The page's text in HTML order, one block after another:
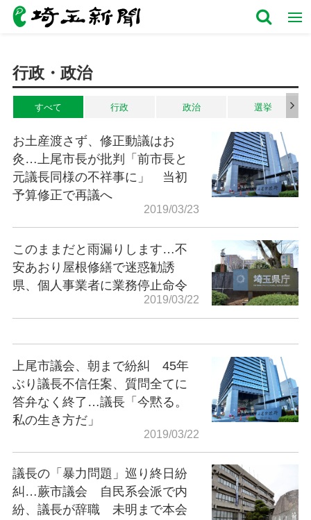
行政・政治
すべて 行政 政治 選挙
お土産渡さず、修正動議はお
灸…上尾市長が批判「前市長と
元議長同様の不祥事に」 当初
予算修正で再議へ
2019/03/23
このままだと雨漏りします…不
安あおり屋根修繕で迷惑勧誘
県、個人事業者に業務停止命令
2019/03/22
上尾市議会、朝まで紛糾 45年
ぶり議長不信任案、質問全てに
答弁なく終了…議長「今黙る。
私の生き方だ」
2019/03/22
議長の「暴力問題」巡り終日紛
糾…蕨市議会 自民系会派で内
紛、議長が辞職 未明まで本会